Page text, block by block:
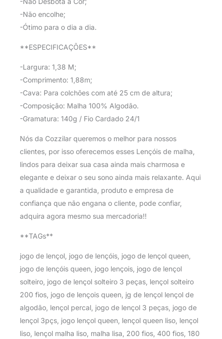
-Não encolhe;
-Ótimo para o dia a dia.
**ESPECIFICAÇÕES**
-Largura: 1,38 M;
-Comprimento: 1,88m;
-Cava: Para colchões com até 25 cm de altura;
-Composição: Malha 100% Algodão.
-Gramatura: 140g / Fio Cardado 24/1
Nós da Cozzilar queremos o melhor para nossos
clientes, por isso oferecemos esses Lençóis de malha,
lindos para deixar sua casa ainda mais charmosa e
elegante e deixar o seu sono ainda mais relaxante. Aqui
a qualidade e garantida, produto e empresa de
confiança que não engana o cliente, pode confiar,
adquira agora mesmo sua mercadoria!!
**TAGs**
jogo de lençol, jogo de lençóis, jogo de lençol queen,
jogo de lençóis queen, jogo lençois, jogo de lençol
solteiro, jogo de lençol solteiro 3 peças, lençol solteiro
200 fios, jogo de lençois queen, jg de lençol lençol de
algodão, lençol percal, jogo de lençol 3 peças, jogo de
lençol 3pçs, jogo lençol queen, lençol queen liso, lençol
liso, lençol malha liso, malha lisa, 200 fios, 400 fios, 180